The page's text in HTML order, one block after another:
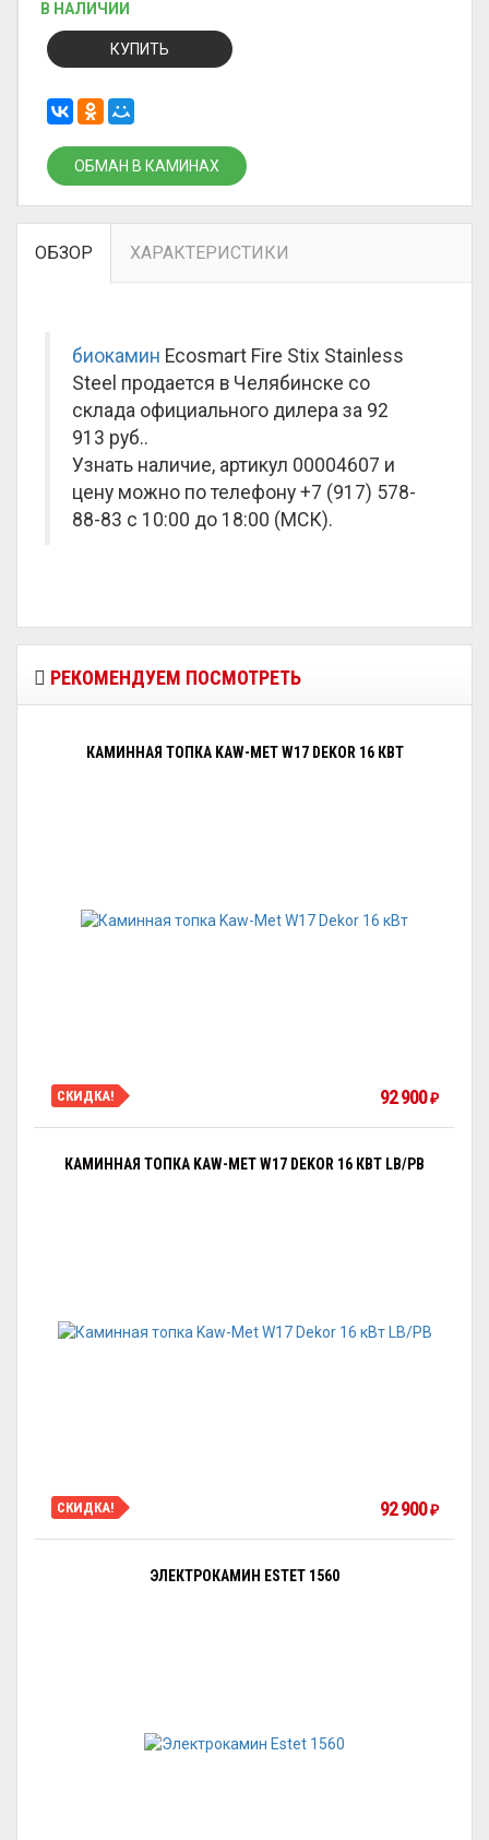
В НАЛИЧИИ
КУПИТЬ
ОБМАН В КАМИНАХ
ОБЗОР ХАРАКТЕРИСТИКИ
биокамин Ecosmart Fire Stix Stainless
Steel продается в Челябинске со
склада официального дилера за 92
913 руб..
Узнать наличие, артикул 00004607 и
цену можно по телефону +7 (917) 578-
88-83 с 10:00 до 18:00 (МСК).
РЕКОМЕНДУЕМ ПОСМОТРЕТЬ
КАМИННАЯ ТОПКА KAW-MET W17 DEKOR 16 КВТ
СКИДКА! 92 900₽
КАМИННАЯ ТОПКА KAW-MET W17 DEKOR 16 КВТ LB/PB
СКИДКА! 92 900₽
ЭЛЕКТРОКАМИН ESTET 1560